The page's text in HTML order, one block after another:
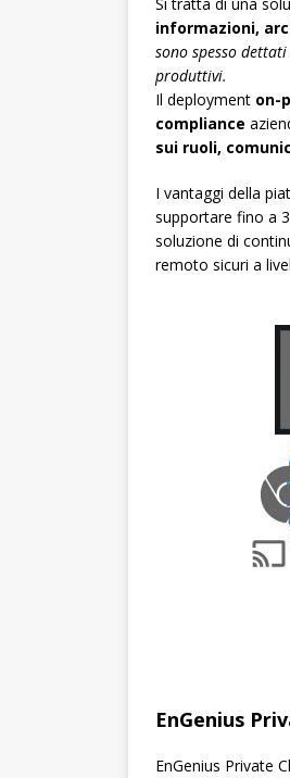
Si tratta di una
informazioni,
sono spesso
produttivi.
Il deployment on-
compliance
sui ruoli,
I vantaggi della
supportare fino a
soluzione di
remoto sicuri a
EnGenius
EnGenius Private